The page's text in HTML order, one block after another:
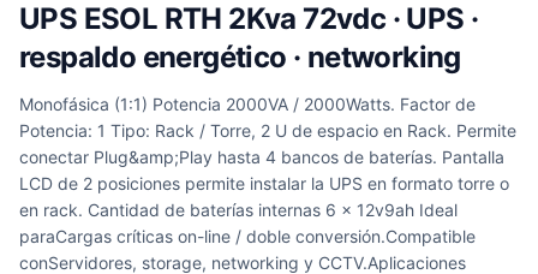
UPS ESOL RTH 2Kva 72vdc · UPS ·
respaldo energético · networking
Monofásica (1:1) Potencia 2000VA / 2000Watts. Factor de
Potencia: 1 Tipo: Rack / Torre, 2 U de espacio en Rack. Permite
conectar Plug&amp;Play hasta 4 bancos de baterías. Pantalla
LCD de 2 posiciones permite instalar la UPS en formato torre o
en rack. Cantidad de baterías internas 6 x 12v9ah Ideal
paraCargas críticas on-line / doble conversión.Compatible
conServidores, storage, networking y CCTV.Aplicaciones